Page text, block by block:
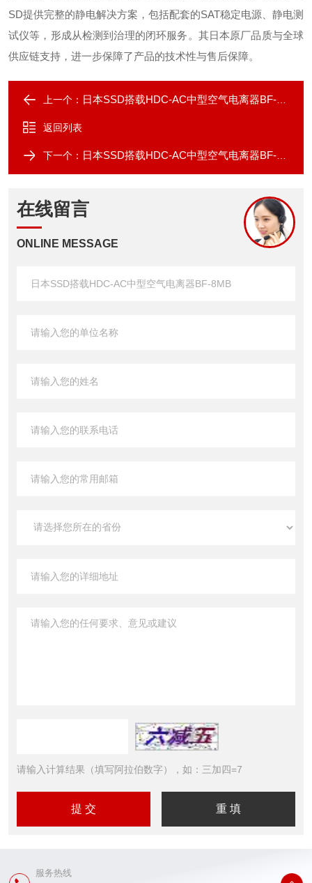
SD提供完整的静电解决方案，包括配套的SAT稳定电源、静电测
试仪等，形成从检测到治理的闭环服务。其日本原厂品质与全球
供应链支持，进一步保障了产品的技术性与售后保障。
上一个： 日本SSD搭载HDC-AC中型空气电离器BF-6MB
返回列表
下一个： 日本SSD搭载HDC-AC中型空气电离器BF-12MB
在线留言
ONLINE MESSAGE
请输入计算结果（填写阿拉伯数字），如：三加四=7
服务热线